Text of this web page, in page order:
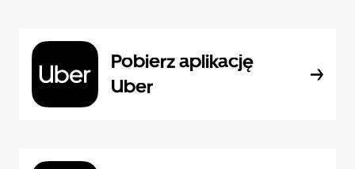
Pobierz aplikację
Uber